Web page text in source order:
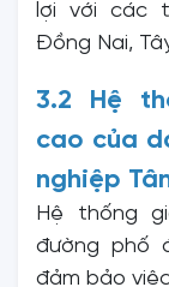
lợi với các
Đồng Nai,
3.2 Hệ
cao của
nghiệp
Hệ thống
đường phố
đảm bảo